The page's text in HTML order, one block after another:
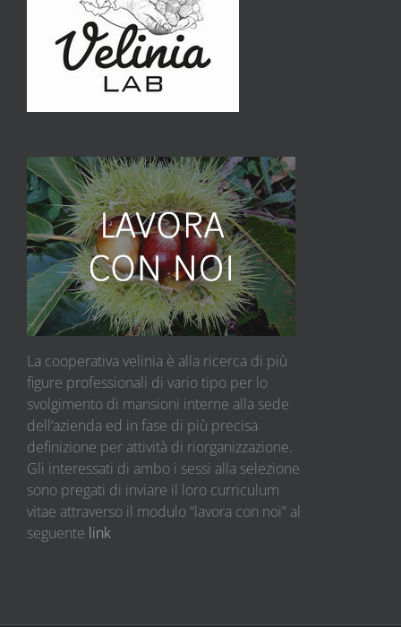
La cooperativa velinia è alla ricerca di più
figure professionali di vario tipo per lo
svolgimento di mansioni interne alla sede
dell’azienda ed in fase di più precisa
definizione per attività di riorganizzazione.
Gli interessati di ambo i sessi alla selezione
sono pregati di inviare il loro curriculum
vitae attraverso il modulo “lavora con noi” al
seguente link